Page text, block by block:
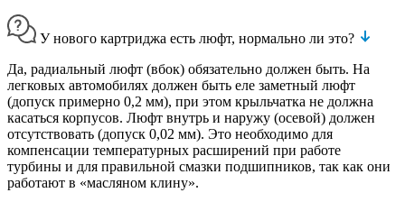
У нового картриджа есть люфт, нормально ли это?
Да, радиальный люфт (вбок) обязательно должен быть. На
легковых автомобилях должен быть еле заметный люфт
(допуск примерно 0,2 мм), при этом крыльчатка не должна
касаться корпусов. Люфт внутрь и наружу (осевой) должен
отсутствовать (допуск 0,02 мм). Это необходимо для
компенсации температурных расширений при работе
турбины и для правильной смазки подшипников, так как они
работают в «масляном клину».